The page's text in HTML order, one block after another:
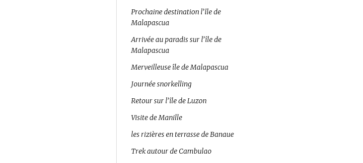
Prochaine destination l’île de
Malapascua
Arrivée au paradis sur l’île de
Malapascua
Merveilleuse île de Malapascua
Journée snorkelling
Retour sur l’île de Luzon
Visite de Manille
les rizières en terrasse de Banaue
Trek autour de Cambulao